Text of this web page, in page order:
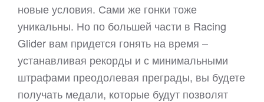
новые условия. Сами же гонки тоже
уникальны. Но по большей части в Racing
Glider вам придется гонять на время –
устанавливая рекорды и с минимальными
штрафами преодолевая преграды, вы будете
получать медали, которые будут позволят